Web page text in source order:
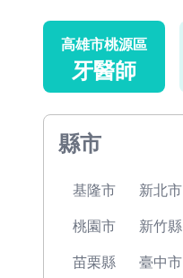
高雄市桃源區
牙醫師
縣市
基隆市 新北市
桃園市 新竹縣
苗栗縣 臺中市